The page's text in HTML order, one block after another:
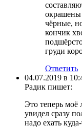
окрашены
чёрные,
кончик
груди
Ответить
04.07.2019 в
Радик пишет:
Это теперь
увидел сразу
надо ехать